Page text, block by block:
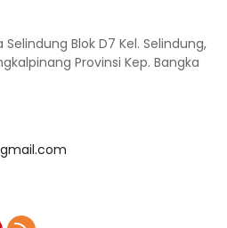
Blok D7 Kel. Selindung,
Provinsi Kep. Bangka